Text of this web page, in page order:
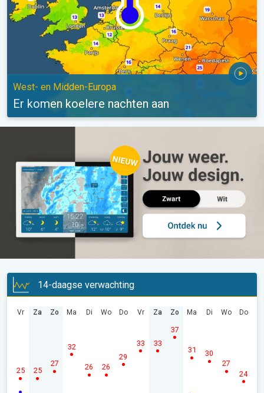
West- en Midden-Europa
Er komen koelere nachten aan
14-daagse verwachting
Vr
25
Za
25
Zo
27
Ma
32
Di
26
Wo
26
Do
29
Vr
33
Za
33
Zo
37
Ma
31
Di
30
Wo
27
Do
24